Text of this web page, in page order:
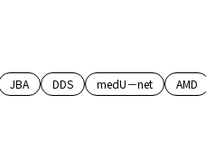
JBA DDS medU－net AMD